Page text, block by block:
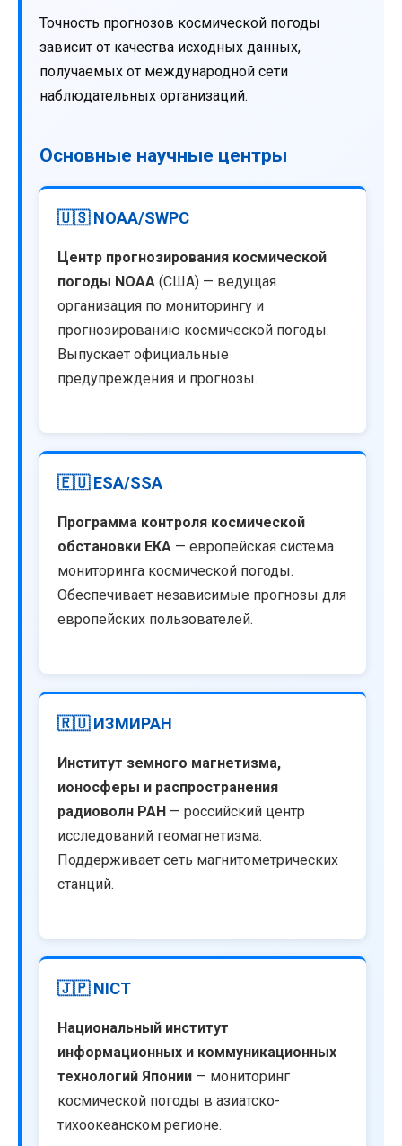
Точность прогнозов космической погоды
зависит от качества исходных данных,
получаемых от международной сети
наблюдательных организаций.
Основные научные центры
🇺🇸 NOAA/SWPC
Центр прогнозирования космической
погоды NOAA (США) — ведущая
организация по мониторингу и
прогнозированию космической погоды.
Выпускает официальные
предупреждения и прогнозы.
🇪🇺 ESA/SSA
Программа контроля космической
обстановки ЕКА — европейская система
мониторинга космической погоды.
Обеспечивает независимые прогнозы для
европейских пользователей.
🇷🇺 ИЗМИРАН
Институт земного магнетизма,
ионосферы и распространения
радиоволн РАН — российский центр
исследований геомагнетизма.
Поддерживает сеть магнитометрических
станций.
🇯🇵 NICT
Национальный институт
информационных и коммуникационных
технологий Японии — мониторинг
космической погоды в азиатско-
тихоокеанском регионе.